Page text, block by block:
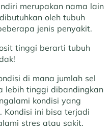
merupakan nama lain
oleh tubuh
jenis penyakit.
tinggi berarti tubuh
di mana jumlah sel
lebih tinggi dibandingkan
kondisi yang
Kondisi ini bisa terjadi
stres atau sakit.